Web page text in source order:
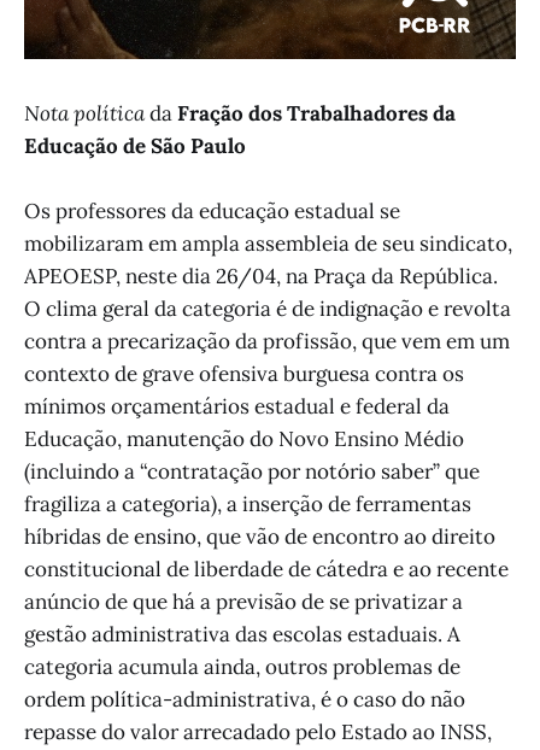
Nota políticadaFração dos Trabalhadores da
Educação de São Paulo
Os professores da educação estadual se
mobilizaram em ampla assembleia de seu sindicato,
APEOESP, neste dia 26/04, na Praça da República.
O clima geral da categoria é de indignação e revolta
contra a precarização da profissão, que vem em um
contexto de grave ofensiva burguesa contra os
mínimos orçamentários estadual e federal da
Educação, manutenção do Novo Ensino Médio
(incluindo a “contratação por notório saber” que
fragiliza a categoria), a inserção de ferramentas
híbridas de ensino, que vão de encontro ao direito
constitucional de liberdade de cátedra e ao recente
anúncio de que há a previsão de se privatizar a
gestão administrativa das escolas estaduais. A
categoria acumula ainda, outros problemas de
ordem política-administrativa, é o caso do não
repasse do valor arrecadado pelo Estado ao INSS,